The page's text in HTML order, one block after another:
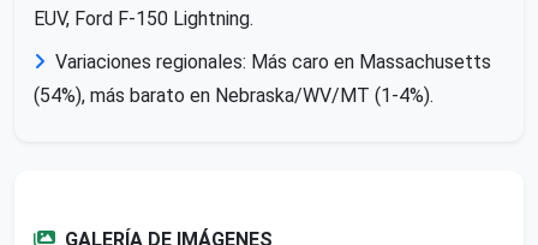
EUV, Ford F-150 Lightning.
Variaciones regionales: Más caro en Massachusetts
(54%), más barato en Nebraska/WV/MT (1-4%).
GALERÍA DE IMÁGENES